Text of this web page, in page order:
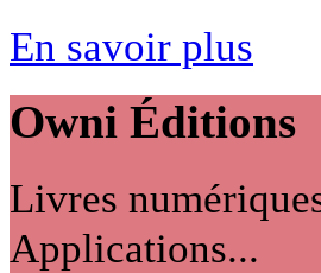
En savoir plus
Owni Éditions
Livres
Applications...